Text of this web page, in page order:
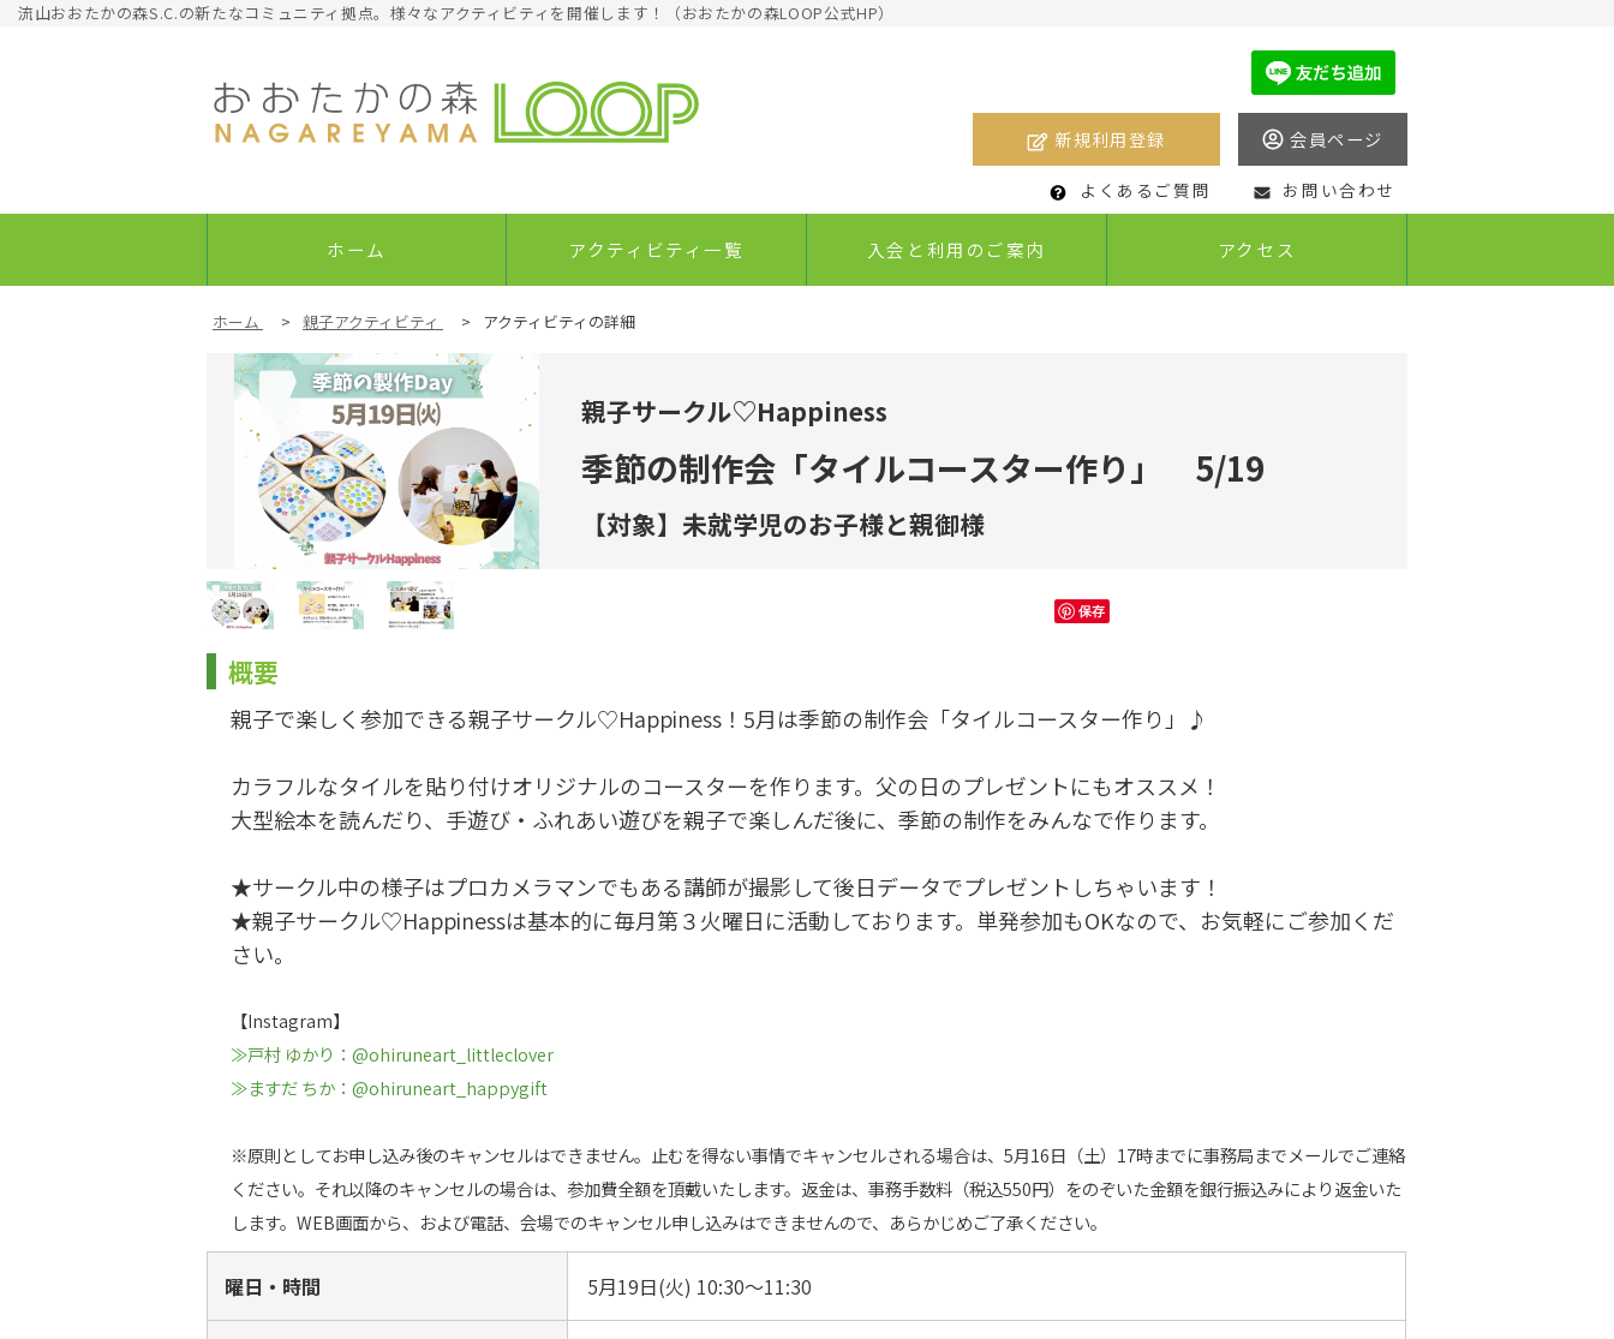
流山おおたかの森S.C.の新たなコミュニティ拠点。様々なアクティビティを開催します！（おおたかの森LOOP公式HP）
会員ページ
新規利用登録
よくあるご質問 お問い合わせ
ホーム アクティビティ一覧
ィ
親子アクティビティ
入会と利用のご案内 アクセス
ホーム > 親子アクティビティ > アクティビティの詳細
親子サークル♡Happiness
季節の制作会「タイルコースター作り」 5/19
【対象】未就学児のお子様と親御様
保存
概要
親子で楽しく参加できる親子サークル♡Happiness！5月は季節の制作会「タイルコースター作り」♪
カラフルなタイルを貼り付けオリジナルのコースターを作ります。父の日のプレゼントにもオススメ！
大型絵本を読んだり、手遊び・ふれあい遊びを親子で楽しんだ後に、季節の制作をみんなで作ります。
★サークル中の様子はプロカメラマンでもある講師が撮影して後日データでプレゼントしちゃいます！
★親子サークル♡Happinessは基本的に毎月第３火曜日に活動しております。単発参加もOKなので、お気軽にご参加くだ
さい。
【Instagram】
≫戸村 ゆかり：@ohiruneart_littleclover
≫ますだ ちか：@ohiruneart_happygift
※原則としてお申し込み後のキャンセルはできません。止むを得ない事情でキャンセルされる場合は、5月16日（土）17時までに事務局までメールでご連絡
ください。それ以降のキャンセルの場合は、参加費全額を頂戴いたします。返金は、事務手数料（税込550円）をのぞいた金額を銀行振込みにより返金いた
します。WEB画面から、および電話、会場でのキャンセル申し込みはできませんので、あらかじめご了承ください。
曜日・時間 5月19日(火) 10:30～11:30